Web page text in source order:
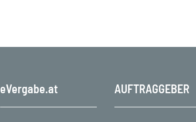
eVergabe.at AUFTRAGGEBER